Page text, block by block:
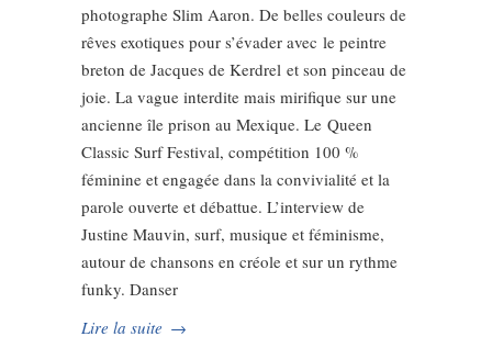
photographe Slim Aaron. De belles couleurs de
rêves exotiques pour s’évader avec le peintre
breton de Jacques de Kerdrel et son pinceau de
joie. La vague interdite mais mirifique sur une
ancienne île prison au Mexique. Le Queen
Classic Surf Festival, compétition 100 %
féminine et engagée dans la convivialité et la
parole ouverte et débattue. L’interview de
Justine Mauvin, surf, musique et féminisme,
autour de chansons en créole et sur un rythme
funky. Danser
Lire la suite →